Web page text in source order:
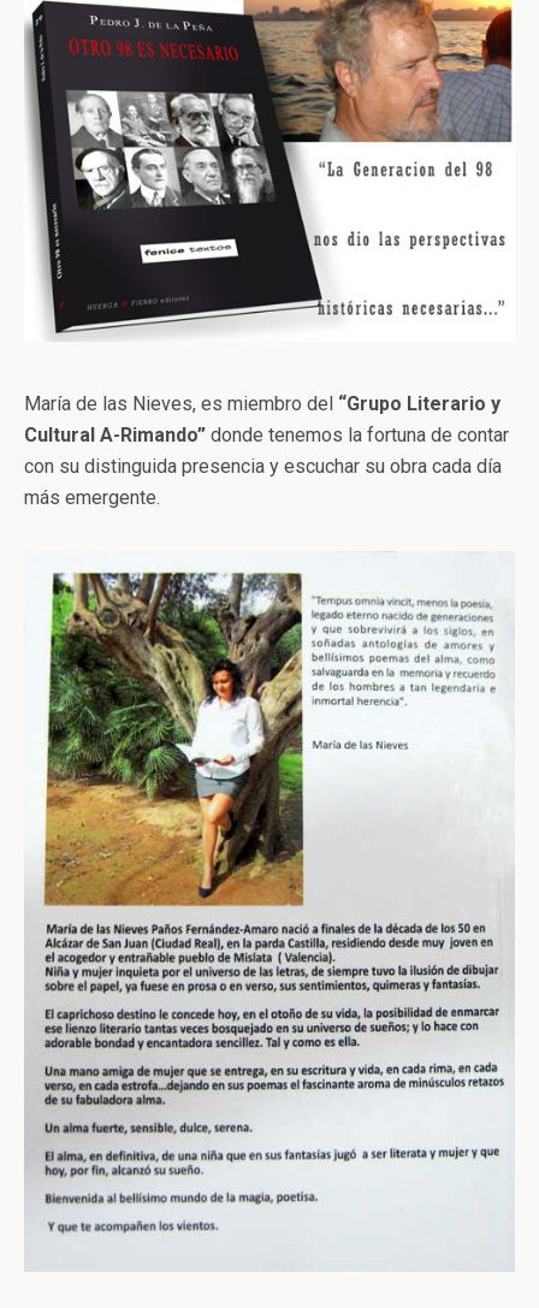
María de las Nieves, es miembro del “Grupo Literario y
Cultural A-Rimando” donde tenemos la fortuna de contar
con su distinguida presencia y escuchar su obra cada día
más emergente.